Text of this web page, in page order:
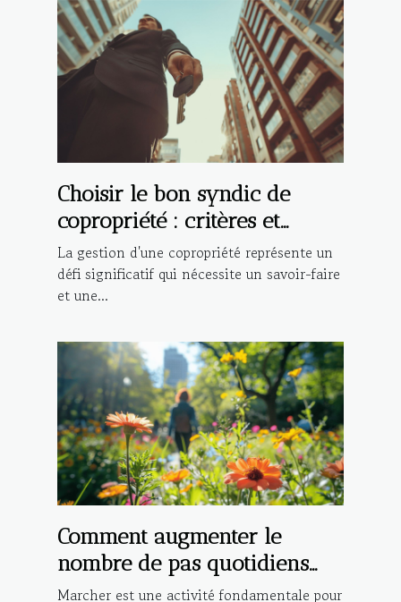
Choisir le bon syndic de
copropriété : critères et
avantages
La gestion d'une copropriété représente un
défi significatif qui nécessite un savoir-faire
et une...
Comment augmenter le
nombre de pas quotidiens
pour une meilleure santé
Marcher est une activité fondamentale pour